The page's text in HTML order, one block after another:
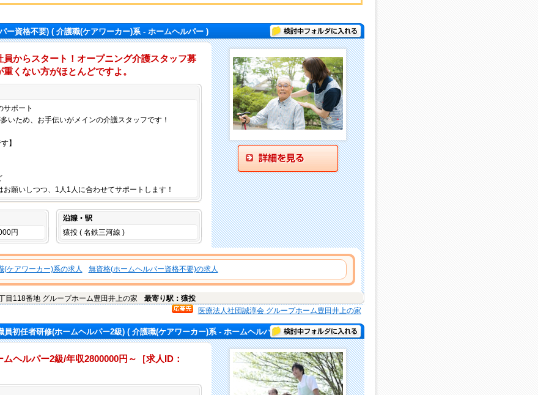
ー資格不要)( 介護職(ケアワーカー)系 - ホームヘルパー ) 検討中フォルダに入れる
からスタート！オープニング介護スタッフ募
くない方がほとんどですよ。
サポート
いため、お手伝いがメインの介護スタッフです！
】
お願いしつつ、1人1人に合わせてサポートします！
円 猿投 ( 名鉄三河線 )
(ケアワーカー)系の求人 無資格(ホームヘルパー資格不要)の求人
目118番地 グループホーム豊田井上の家
最寄り駅：猿投
医療法人社団誠淳会 グループホーム豊田井上の家
員初任者研修(ホームヘルパー2級)( 介護職(ケアワーカー)系 - ホームヘルパー )検討中フォルダに入れる
ムヘルパー2級/年収2800000円～［求人ID：